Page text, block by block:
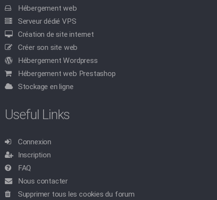
Hébergement web
Serveur dédié VPS
Création de site internet
Créer son site web
Hébergement Wordpress
Hébergement web Prestashop
Stockage en ligne
Useful Links
Connexion
Inscription
FAQ
Nous contacter
Supprimer tous les cookies du forum